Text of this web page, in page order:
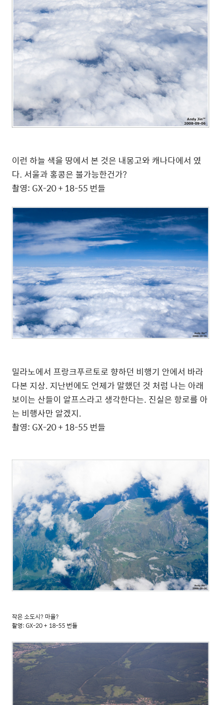
이런 하늘 색을 땅에서 본 것은 내몽고와 캐나다에서 였
다. 서울과 홍콩은 불가능한건가?
촬영: GX-20 + 18-55 번들
밀라노에서 프랑크푸르토로 향하던 비행기 안에서 바라
다본 지상. 지난번에도 언제가 말했던 것 처럼 나는 아래
보이는 산들이 알프스라고 생각한다는. 진실은 항로를 아
는 비행사만 알겠지.
촬영: GX-20 + 18-55 번들
작은 소도시? 마을?
촬영: GX-20 + 18-55 번들